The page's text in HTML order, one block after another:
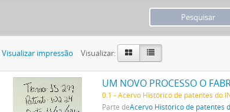
Visualizar impressão Visualizar:
0.1 - Acervo Histórico de patentes do
Parte deAcervo Histórico de patentes